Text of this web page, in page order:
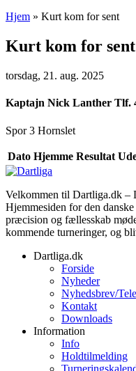
Hjem » Kurt kom for sent
Kurt kom for sent
torsdag, 21. aug. 2025
Kaptajn Nick Lanther Tlf.
Spor 3 Hornslet
Dato Hjemme Resultat
Velkommen til Dartliga.dk –
Hjemmesiden for den
præcision og fællesskab
kommende turneringer, og
Dartliga.dk
Forside
Nyheder
Nyhedsbrev/
Kontakt
Downloads
Information
Info
Holdtilmelding